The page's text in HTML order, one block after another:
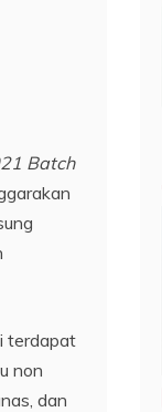
Batch
terdapat
non
dan